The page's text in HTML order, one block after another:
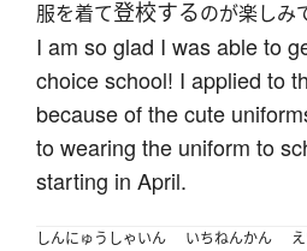
服を着て登校するのが楽しみ
I am so glad I was able to
choice school! I applied to
because of the cute
to wearing the uniform to
starting in April.
しんにゅうしゃいん
いちねんかん